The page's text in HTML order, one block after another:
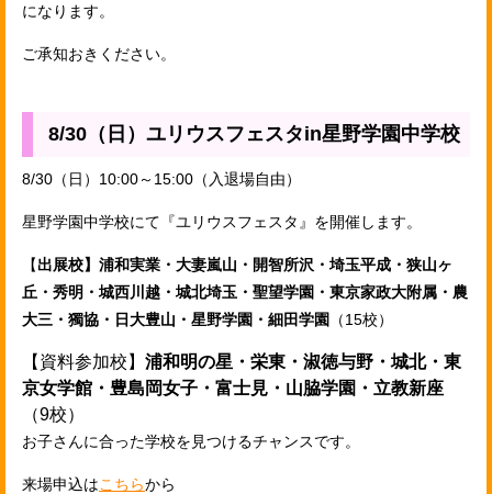
になります。
ご承知おきください。
8/30（日）ユリウスフェスタin星野学園中学校
8/30（日）10:00～15:00（入退場自由）
星野学園中学校にて『ユリウスフェスタ』を開催します。
【出展校】 浦和実業・大妻嵐山・開智所沢・埼玉平成・狭山ヶ
丘・秀明・城西川越・城北埼玉・聖望学園・東京家政大附属・農
大三・獨協・日大豊山・星野学園・細田学園
（15校）
【資料参加校】 浦和明の星・栄東・淑徳与野・城北・東
京女学館・豊島岡女子・富士見・山脇学園・立教新座
（9校）
お子さんに合った学校を見つけるチャンスです。
来場申込はこちらから